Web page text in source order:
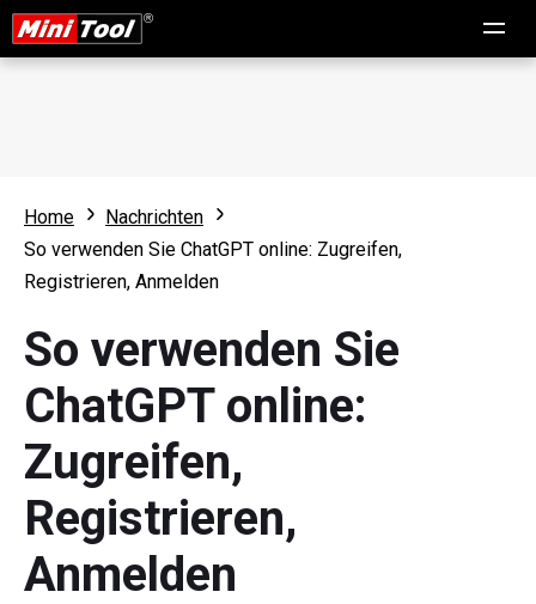
Home
Nachrichten
So verwenden Sie ChatGPT online: Zugreifen,
Registrieren, Anmelden
So verwenden Sie
ChatGPT online:
Zugreifen,
Registrieren,
Anmelden